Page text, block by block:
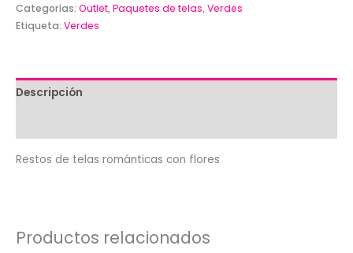
Categorías: Outlet,Paquetes de telas,Verdes
Etiqueta: Verdes
Descripción
Restos de telas románticas con flores
Productos relacionados